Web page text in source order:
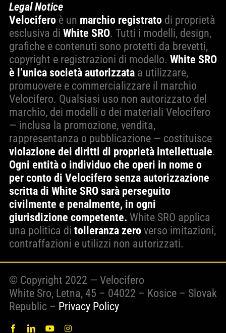
Legal Notice
Velocifero è un marchio registrato di proprietà
esclusiva di White SRO. Tutti i modelli, design,
grafiche e contenuti sono protetti da brevetti,
copyright e registrazioni di modello. White SRO
è l’unica società autorizzataa utilizzare,
promuovere e commercializzare il marchio
Velocifero. Qualsiasi uso non autorizzato del
marchio, dei modelli o dei materiali Velocifero
— inclusa la promozione, vendita,
rappresentanza o pubblicazione — costituisce
violazione dei diritti di proprietà intellettuale.
Ogni entità o individuo che operi in nome o
per conto di Velocifero senza autorizzazione
scritta di White SRO sarà perseguito
civilmente e penalmente, in ogni
giurisdizione competente. White SRO applica
una politica di tolleranza zero verso imitazioni,
contraffazioni e utilizzi non autorizzati.
© Copyright 2022 — Velocifero
White Sro, Letna, 45 – 04022 – Kosice – Slovak
Republic – Privacy Policy